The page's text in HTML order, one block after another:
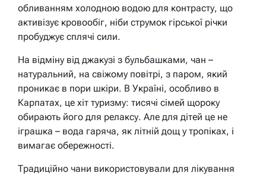
обливанням холодною водою для контрасту, що
активізує кровообіг, ніби струмок гірської річки
пробуджує сплячі сили.
На відміну від джакузі з бульбашками, чан –
натуральний, на свіжому повітрі, з паром, який
проникає в пори шкіри. В Україні, особливо в
Карпатах, це хіт туризму: тисячі сімей щороку
обирають його для релаксу. Але для дітей це не
іграшка – вода гаряча, як літній дощ у тропіках, і
вимагає обережності.
Традиційно чани використовували для лікування